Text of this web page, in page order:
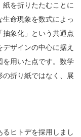
紙を折りたたむことに
命現象を数式によっ
象化」という共通点
ザインの中心に据え
を用いた点です。数学
折り紙ではなく、展
ヒトデを採用しまし